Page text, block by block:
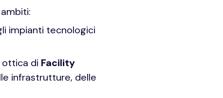
impianti tecnologici
di Facility
infrastrutture, delle